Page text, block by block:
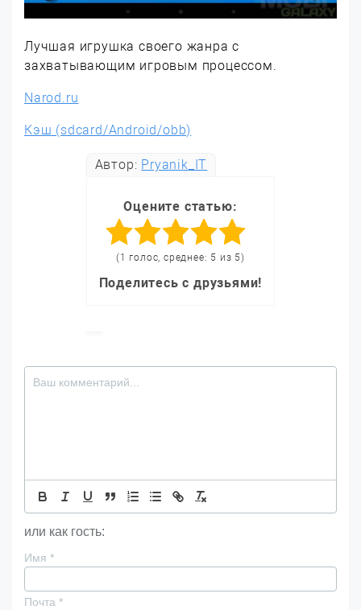
Лучшая игрушка своего жанра с
захватывающим игровым процессом.
Narod.ru
Кэш (sdcard/Android/obb)
Автор: Pryanik_IT
Оцените статью:
(1 голос, среднее: 5 из 5)
Поделитесь с друзьями!
или как гость:
Имя *
Почта *